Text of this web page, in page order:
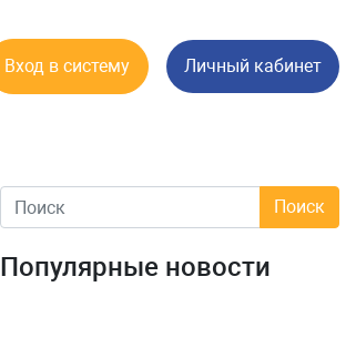
Вход в систему Личный кабинет
Популярные новости